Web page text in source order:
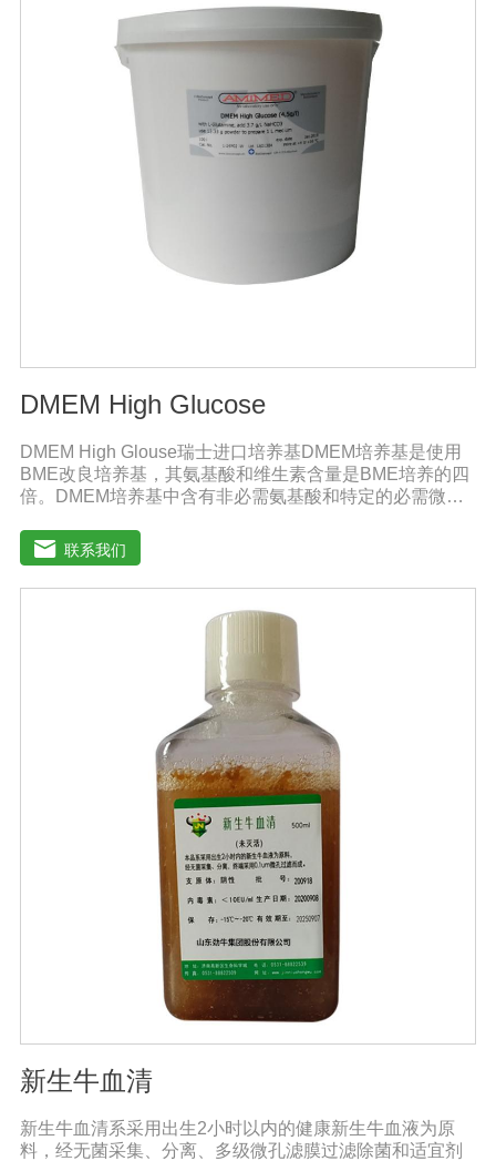
DMEM High Glucose
DMEM High Glouse瑞士进口培养基DMEM培养基是使用
BME改良培养基，其氨基酸和维生素含量是BME培养的四
倍。DMEM培养基中含有非必需氨基酸和特定的必需微量
基葡萄糖的含量为1000 mg/L，高糖DMEM培养基葡萄糖的
含量为4500 mg/L。DMEM早期用来培养鼠胚胎细胞。如今
DMEM培养基广泛应用于普通和转化的鼠细胞和鸡细胞的
联系我们
新生牛血清
新生牛血清系采用出生2小时以内的健康新生牛血液为原
料，经无菌采集、分离、多级微孔滤膜过滤除菌和适宜剂